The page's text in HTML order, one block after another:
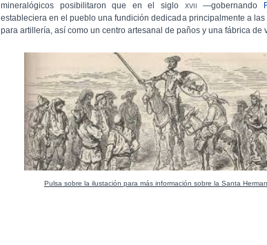
mineralógicos posibilitaron que en el siglo xvii —gobernando
estableciera en el pueblo­­­ una fundición dedicada principalmente a
para artillerí­­­a, así como un centro artesanal de paños y una fábrica de
Pulsa sobre la ilustación para más información sobre la Santa